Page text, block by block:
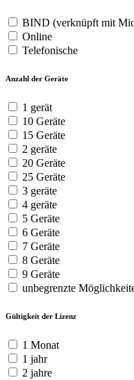
BIND (verknüpft mit
Online
Telefonische
Anzahl der Geräte
1 gerät
10 Geräte
15 Geräte
2 geräte
20 Geräte
25 Geräte
3 geräte
4 geräte
5 Geräte
6 Geräte
7 Geräte
8 Geräte
9 Geräte
unbegrenzte
Gültigkeit der Lizenz
1 Monat
1 jahr
2 jahre